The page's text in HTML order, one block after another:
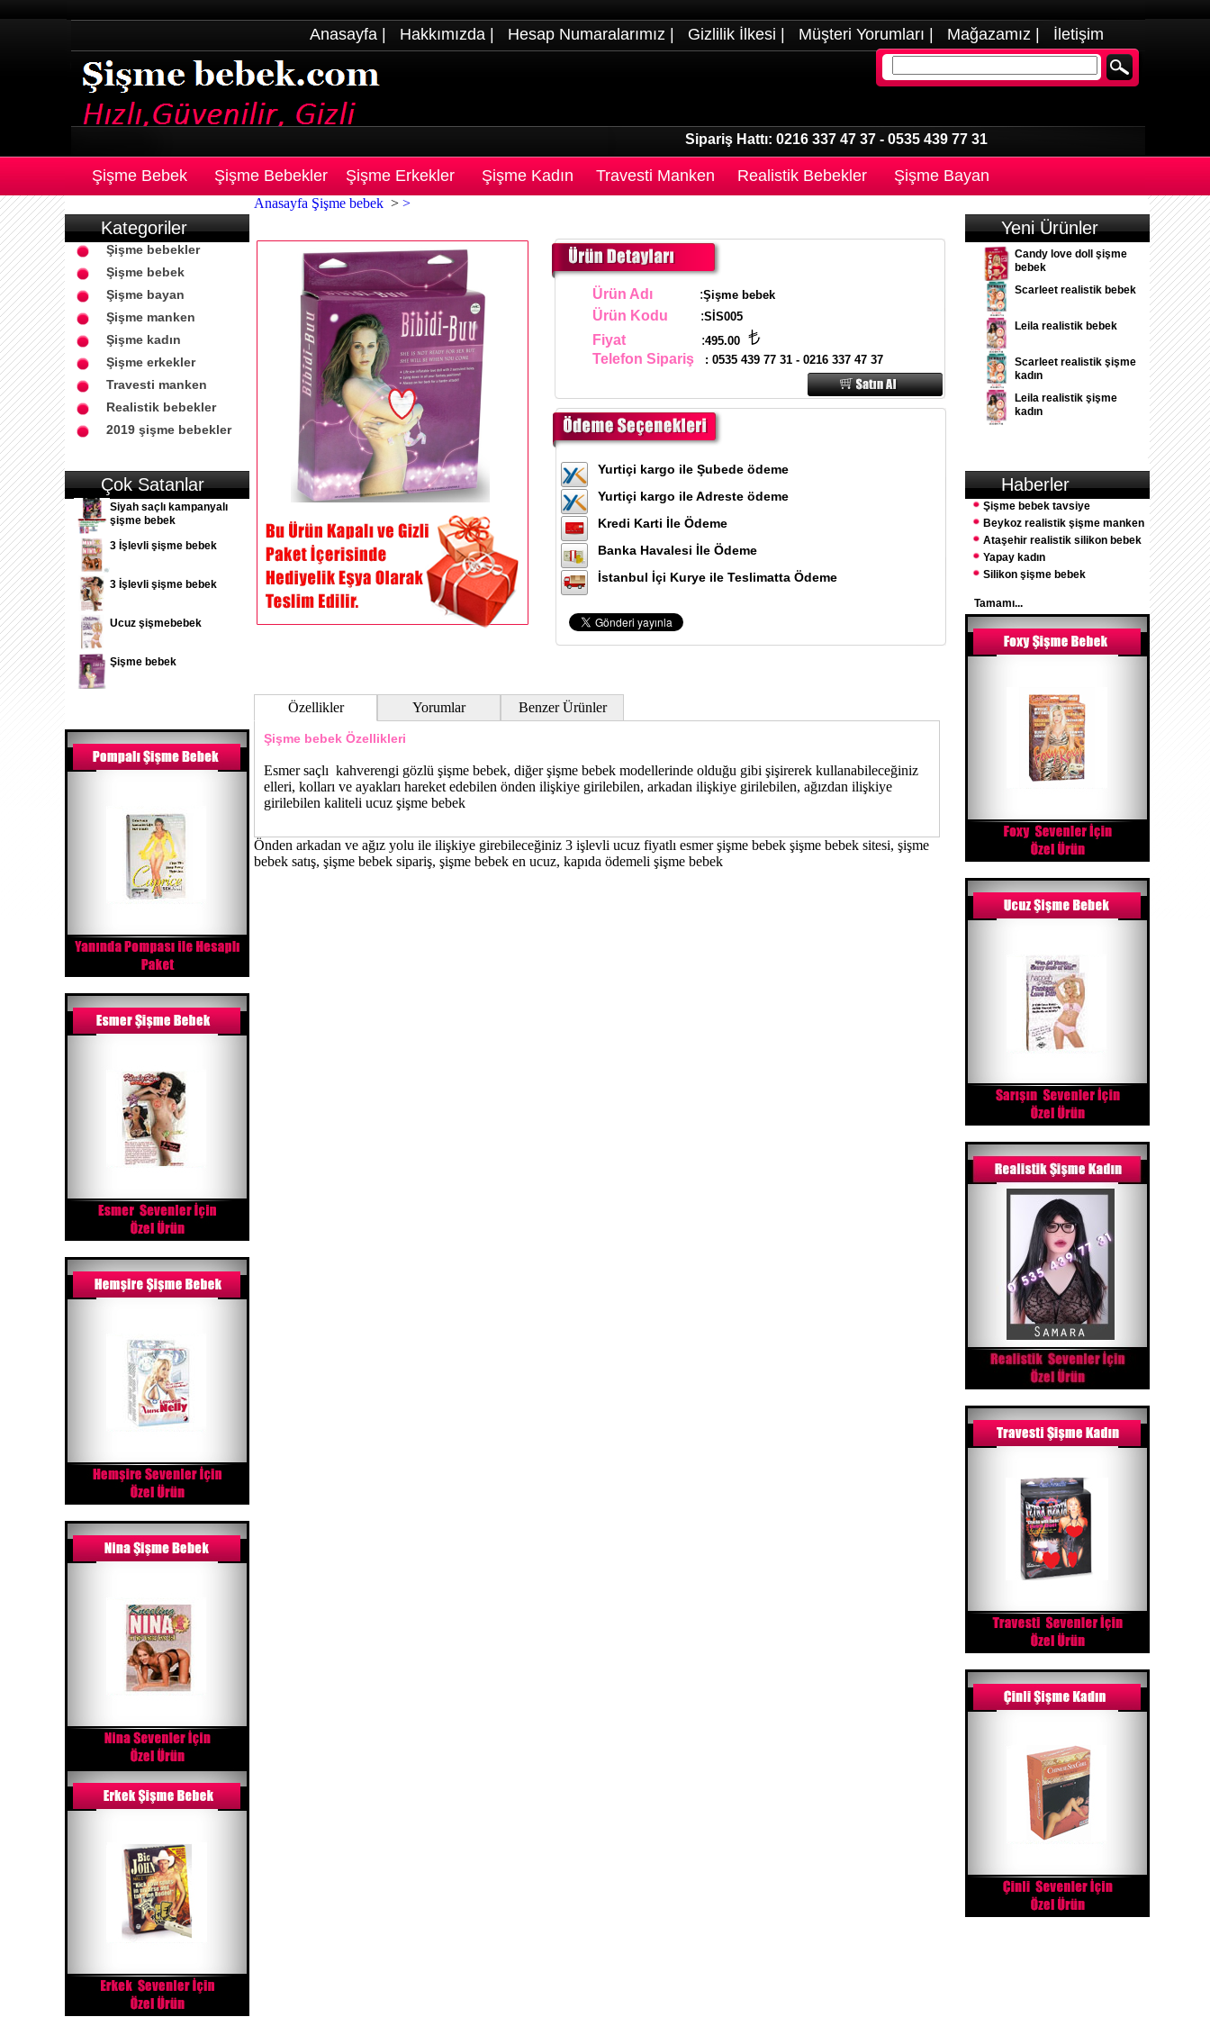
Anasayfa Hakkımızda Hesap Numaralarımız Gizlilik İlkesi Müşteri Yorumları Mağazamız İletişim
Sipariş Hattı: 0216 337 47 37 - 0535 439 77 31
Şişme Bebek Şişme Bebekler Şişme Erkekler Şişme Kadın Travesti Manken Realistik Bebekler Şişme Bayan
Kategoriler
Şişme bebekler
Şişme bebek
Şişme bayan
Şişme manken
Şişme kadın
Şişme erkekler
Travesti manken
Realistik bebekler
2019 şişme bebekler
Çok Satanlar
Siyah saçlı kampanyalı
şişme bebek
3 İşlevli şişme bebek
3 İşlevli şişme bebek
Ucuz şişmebebek
Şişme bebek
Anasayfa Şişme bebek > >
Ürün Adı :Şişme bebek
Ürün Kodu :SİS005
Fiyat :495.00
Telefon Sipariş : 0535 439 77 31 - 0216 337 47 37
Yurtiçi kargo ile Şubede ödeme
Yurtiçi kargo ile Adreste ödeme
Kredi Karti İle Ödeme
Banka Havalesi İle Ödeme
İstanbul İçi Kurye ile Teslimatta Ödeme
Özellikler Yorumlar Benzer Ürünler
Şişme bebek Özellikleri
Esmer saçlı kahverengi gözlü şişme bebek, diğer şişme bebek modellerinde olduğu gibi şişirerek kullanabileceğiniz
elleri, kolları ve ayakları hareket edebilen önden ilişkiye girilebilen, arkadan ilişkiye girilebilen, ağızdan ilişkiye
girilebilen kaliteli ucuz şişme bebek
Önden arkadan ve ağız yolu ile ilişkiye girebileceğiniz 3 işlevli ucuz fiyatlı esmer şişme bebek şişme bebek sitesi, şişme
bebek satış, şişme bebek sipariş, şişme bebek en ucuz, kapıda ödemeli şişme bebek
Yeni Ürünler
Candy love doll şişme
bebek
Scarleet realistik bebek
Leila realistik bebek
Scarleet realistik şişme
kadın
Leila realistik şişme
kadın
Haberler
Şişme bebek tavsiye
Beykoz realistik şişme manken
Ataşehir realistik silikon bebek
Yapay kadın
Silikon şişme bebek
Tamamı...